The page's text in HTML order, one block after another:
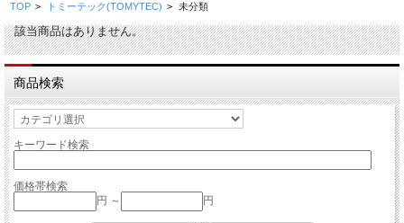
TOP > トミーテック(TOMYTEC) > 未分類
該当商品はありません。
商品検索
キーワード検索
価格帯検索
円 ～
円